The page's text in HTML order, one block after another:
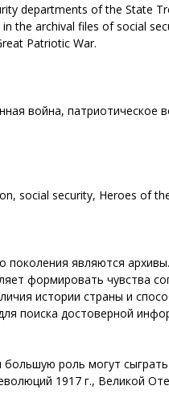
departments of the State
the archival files of social
Patriotic War.
война, патриотическое
social security, Heroes of
являются
формировать чувства
истории страны и
поиска достоверной
роль могут
1917 г., Великой